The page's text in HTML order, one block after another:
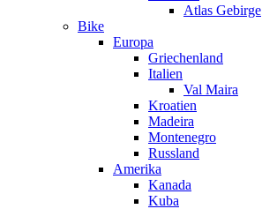
Atlas Gebirge
Bike
Europa
Griechenland
Italien
Val Maira
Kroatien
Madeira
Montenegro
Russland
Amerika
Kanada
Kuba